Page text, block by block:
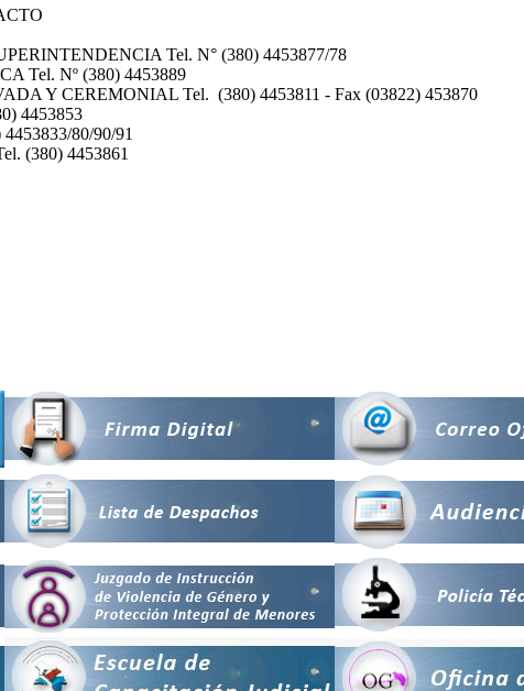
Tel. N° (380) 4453877/78
Tel. Nº (380) 4453889
Y CEREMONIAL Tel. (380) 4453811 - Fax (03822) 453870
4453853
80/90/91
(380) 4453861